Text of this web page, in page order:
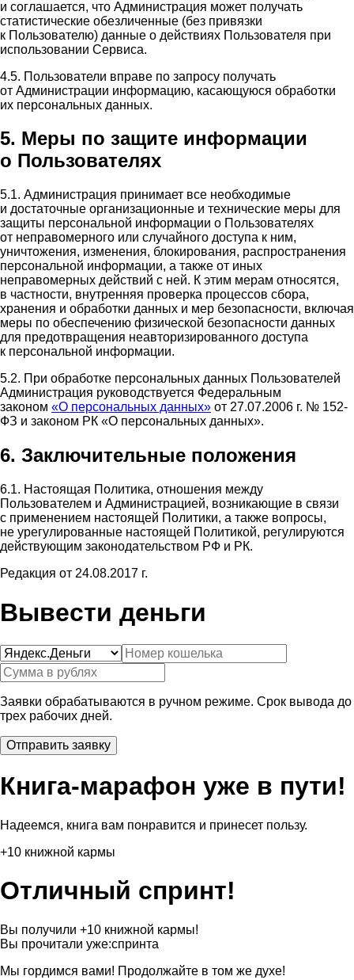
и соглашается, что Администрация может получать
статистические обезличенные (без привязки
к Пользователю) данные о действиях Пользователя при
использовании Сервиса.
4.5. Пользователи вправе по запросу получать
от Администрации информацию, касающуюся обработки
их персональных данных.
5. Меры по защите информации
о Пользователях
5.1. Администрация принимает все необходимые
и достаточные организационные и технические меры для
защиты персональной информации о Пользователях
от неправомерного или случайного доступа к ним,
уничтожения, изменения, блокирования, распространения
персональной информации, а также от иных
неправомерных действий с ней. К этим мерам относятся,
в частности, внутренняя проверка процессов сбора,
хранения и обработки данных и мер безопасности, включая
меры по обеспечению физической безопасности данных
для предотвращения неавторизированного доступа
к персональной информации.
5.2. При обработке персональных данных Пользователей
Администрация руководствуется Федеральным
законом «О персональных данных» от 27.07.2006 г. № 152-
ФЗ и законом РК «О персональных данных».
6. Заключительные положения
6.1. Настоящая Политика, отношения между
Пользователем и Администрацией, возникающие в связи
с применением настоящей Политики, а также вопросы,
не урегулированные настоящей Политикой, регулируются
действующим законодательством РФ и РК.
Редакция от 24.08.2017 г.
Вывести деньги
Заявки обрабатываются в ручном режиме. Срок вывода до
трех рабочих дней.
Книга-марафон уже в пути!
Надеемся, книга вам понравится и принесет пользу.
+10 книжной кармы
Отличный спринт!
Вы получили +10 книжной кармы!
Вы прочитали уже:спринта
Мы гордимся вами! Продолжайте в том же духе!